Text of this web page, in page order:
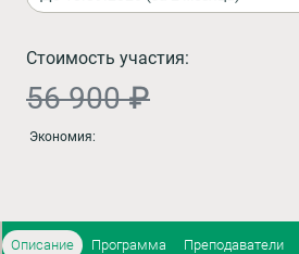
Стоимость участия:
56 900 ₽
Экономия:
Описание Программа Преподаватели